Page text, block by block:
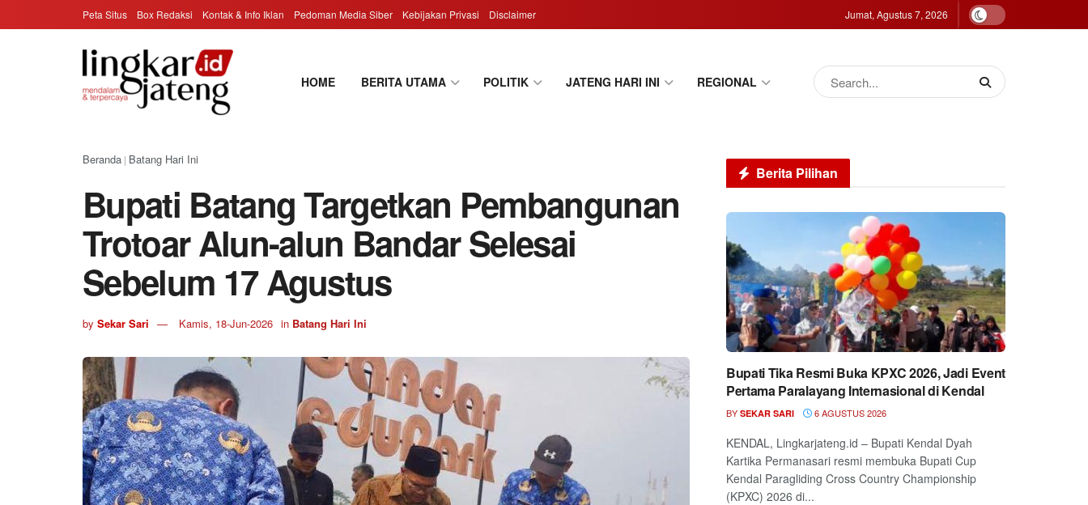
Peta Situs Box Redaksi Kontak & Info Iklan Pedoman Media Siber Kebijakan Privasi Disclaimer Jumat, Agustus 7, 2026
HOME BERITA UTAMA POLITIK JATENG HARI INI REGIONAL
Beranda | Batang Hari Ini
Bupati Batang Targetkan Pembangunan
Trotoar Alun-alun Bandar Selesai
Sebelum 17 Agustus
by Sekar Sari Kamis, 18-Jun-2026 in Batang Hari Ini
Berita Pilihan
Bupati Tika Resmi Buka KPXC 2026, Jadi Event
Pertama Paralayang Internasional di Kendal
BY SEKAR SARI 6 AGUSTUS 2026
KENDAL, Lingkarjateng.id – Bupati Kendal Dyah
Kartika Permanasari resmi membuka Bupati Cup
Kendal Paragliding Cross Country Championship
(KPXC) 2026 di...